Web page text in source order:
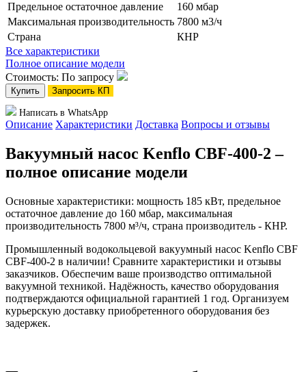
Предельное остаточное давление
160 мбар
Максимальная производительность 7800 м3/ч
Страна
КНР
Все характеристики
Полное описание модели
Стоимость: По запросу
Купить Запросить КП
Написать в WhatsApp
Описание Характеристики Доставка Вопросы и отзывы
Вакуумный насос Kenflo CBF-400-2 –
полное описание модели
Основные характеристики: мощность 185 кВт, предельное
остаточное давление до 160 мбар, максимальная
производительность 7800 м³/ч, страна производитель - КНР.
Промышленный водокольцевой вакуумный насос Kenflo CBF
CBF-400-2 в наличии! Сравните характеристики и отзывы
заказчиков. Обеспечим ваше производство оптимальной
вакуумной техникой. Надёжность, качество оборудования
подтверждаются официальной гарантией 1 год. Организуем
курьерскую доставку приобретенного оборудования без
задержек.